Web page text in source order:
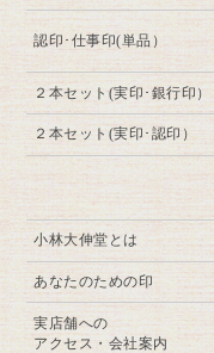
認印･仕事印(単品）
２本セット(実印･銀行印）
２本セット(実印･認印）
小林大伸堂とは
あなたのための印
実店舗への
アクセス・会社案内